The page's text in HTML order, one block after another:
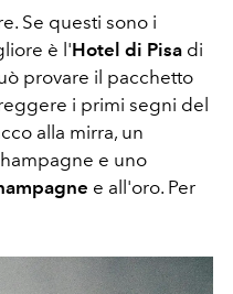
Se questi sono i
è l'Hotel di Pisa di
provare il pacchetto
i primi segni del
alla mirra, un
e uno
e all'oro. Per